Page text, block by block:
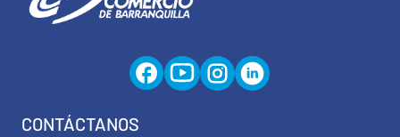
CONTÁCTANOS